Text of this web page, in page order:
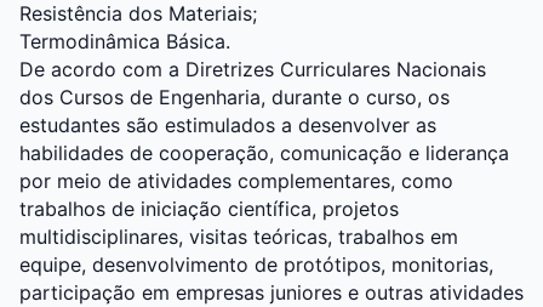
Resistência dos Materiais;
Termodinâmica Básica.
De acordo com a Diretrizes Curriculares Nacionais
dos Cursos de Engenharia, durante o curso, os
estudantes são estimulados a desenvolver as
habilidades de cooperação, comunicação e liderança
por meio de atividades complementares, como
trabalhos de iniciação científica, projetos
multidisciplinares, visitas teóricas, trabalhos em
equipe, desenvolvimento de protótipos, monitorias,
participação em empresas juniores e outras atividades